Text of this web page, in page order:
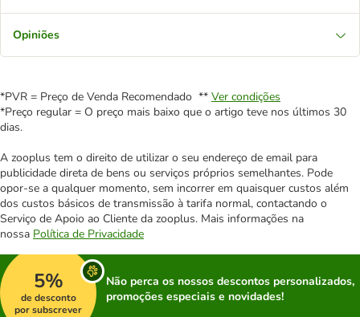
Opiniões
*PVR = Preço de Venda Recomendado ** Ver condições
*Preço regular = O preço mais baixo que o artigo teve nos últimos 30
dias.
A zooplus tem o direito de utilizar o seu endereço de email para
publicidade direta de bens ou serviços próprios semelhantes. Pode
opor-se a qualquer momento, sem incorrer em quaisquer custos além
dos custos básicos de transmissão à tarifa normal, contactando o
Serviço de Apoio ao Cliente da zooplus. Mais informações na
nossa Política de Privacidade
5%
de desconto
por subscrever
Não perca os nossos descontos personalizados,
promoções especiais e novidades!